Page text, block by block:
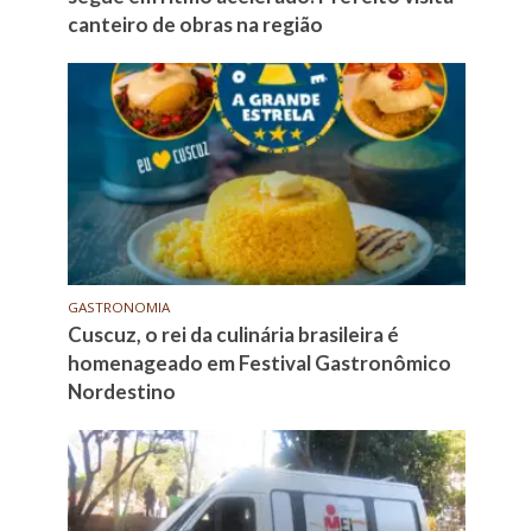
canteiro de obras na região
GASTRONOMIA
Cuscuz, o rei da culinária brasileira é
homenageado em Festival Gastronômico
Nordestino